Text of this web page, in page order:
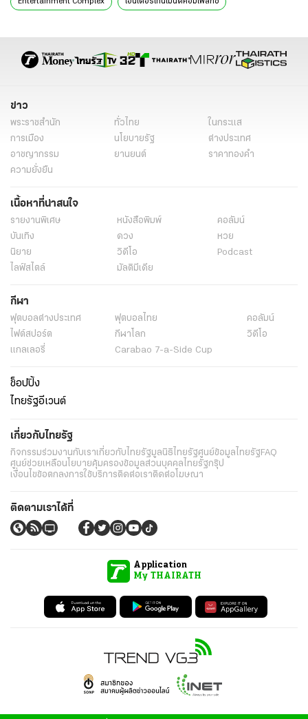
ข่าวการเมืองวันนี้ ข่าวการเมือง ไทยรัฐ ข่าวการเมือง
ข่าว
พระราชสำนัก ทั่วไทย
ในกระแส
การเมือง
นโยบายรัฐ
ต่างประเทศ
อาชญากรรม
ยานยนต์
ราคาทองคำ
ความยั่งยืน
เนื้อหาที่น่าสนใจ
รายงานพิเศษ หนังสือพิมพ์
คอลัมน์
บันเทิง
ดวง
หวย
นิยาย
วิดีโอ
Podcast
ไลฟ์สไตล์
มัลติมีเดีย
กีฬา
ฟุตบอลต่่างประเทศ ฟุตบอลไทย
คอลัมน์
ไฟต์สปอร์ต
กีฬาโลก
วิดีโอ
แกลเลอรี่
Carabao 7-a-Side Cup
ช็อปปิ้ง
ไทยรัฐอีเวนต์
เกี่ยวกับไทยรัฐ
กิจกรรมร่วมงานกับเราเกี่ยวกับไทยรัฐมูลนิธิไทยรัฐศูนย์ข้อมูลไทยรัฐFAQ
ศูนย์ช่วยเหลือนโยบายคุ้มครองข้อมูลส่วนบุคคลไทยรัฐกรุ๊ป
เงื่อนไขข้อตกลงการใช้บริการติดต่อเราติดต่อโฆษณา
ติดตามเราได้ที่
Application
My THAIRATH